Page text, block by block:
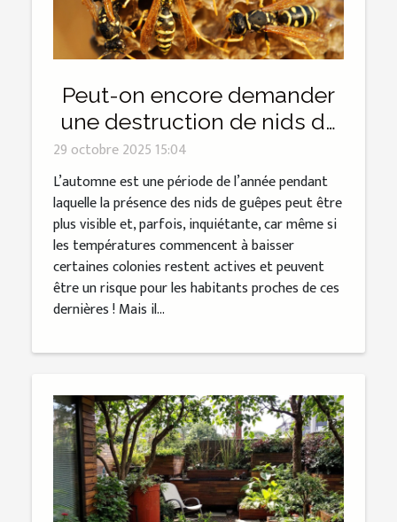
Peut-on encore demander
une destruction de nids de
guêpes à l’automne ?
29 octobre 2025 15:04
L’automne est une période de l’année pendant
laquelle la présence des nids de guêpes peut être
plus visible et, parfois, inquiétante, car même si
les températures commencent à baisser
certaines colonies restent actives et peuvent
être un risque pour les habitants proches de ces
dernières ! Mais il...